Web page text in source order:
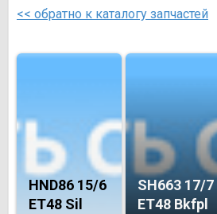
<< обратно к каталогу запчастей
HND86 15/6
ET48 Sil
SH663 17/7
ET48 Bkfpl